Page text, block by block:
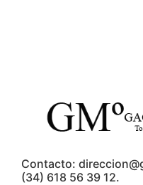
Contacto:
(34) 618 56 39 12.